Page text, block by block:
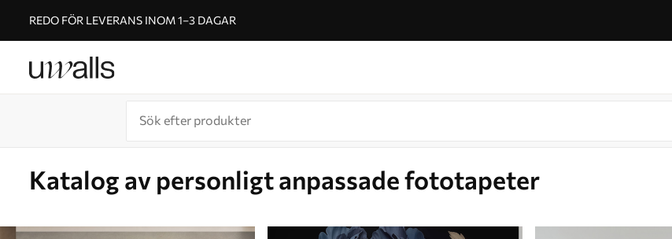
REDO FÖR LEVERANS INOM 1–3 DAGAR
Katalog av personligt anpassade fototapeter